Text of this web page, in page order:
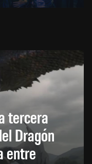
tercera
Dragón
entre